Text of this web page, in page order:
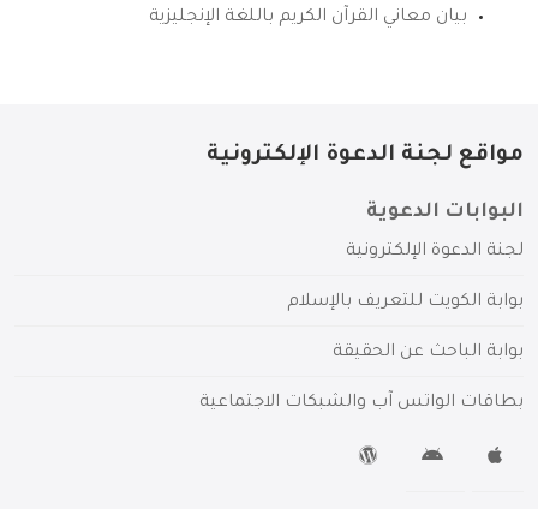
بيان معاني القرآن الكريم باللغة الإنجليزية
مواقع لجنة الدعوة الإلكترونية
البوابات الدعوية
لجنة الدعوة الإلكترونية
بوابة الكويت للتعريف بالإسلام
بوابة الباحث عن الحقيقة
بطاقات الواتس آب والشبكات الاجتماعية